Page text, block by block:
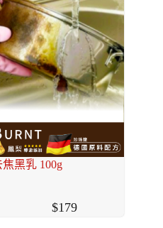
黑乳 100g
179